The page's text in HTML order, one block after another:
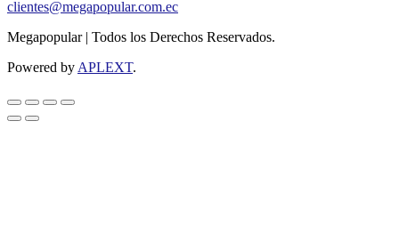
clientes@megapopular.com.ec
Megapopular | Todos los Derechos Reservados.
Powered by APLEXT.
Return
To